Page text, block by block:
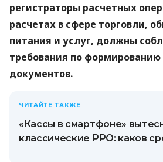
регистраторы расчетных
расчетах в сфере торговли,
питания и услуг, должны
требования по
документов.
ЧИТАЙТЕ ТАКЖЕ
«Кассы в смартфоне»
классические РРО: каков